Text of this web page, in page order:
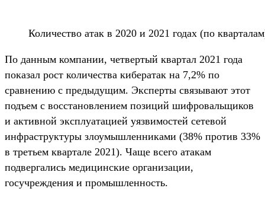
Количество атак в 2020 и 2021 годах (по
По данным компании, четвертый квартал 2021 года
показал рост количества кибератак на 7,2% по
сравнению с предыдущим. Эксперты связывают этот
подъем с восстановлением позиций шифровальщиков
и активной эксплуатацией уязвимостей сетевой
инфраструктуры злоумышленниками (38% против 33%
в третьем квартале 2021). Чаще всего атакам
подвергались медицинские организации,
госучреждения и промышленность.